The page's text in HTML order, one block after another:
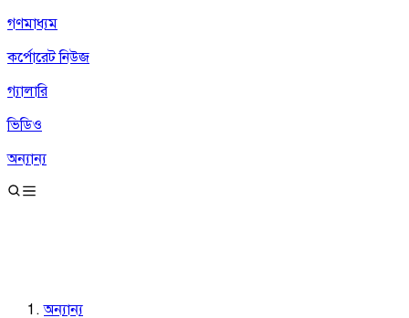
গণমাধ্যম
কর্পোরেট নিউজ
গ্যালারি
ভিডিও
অন্যান্য
অন্যান্য